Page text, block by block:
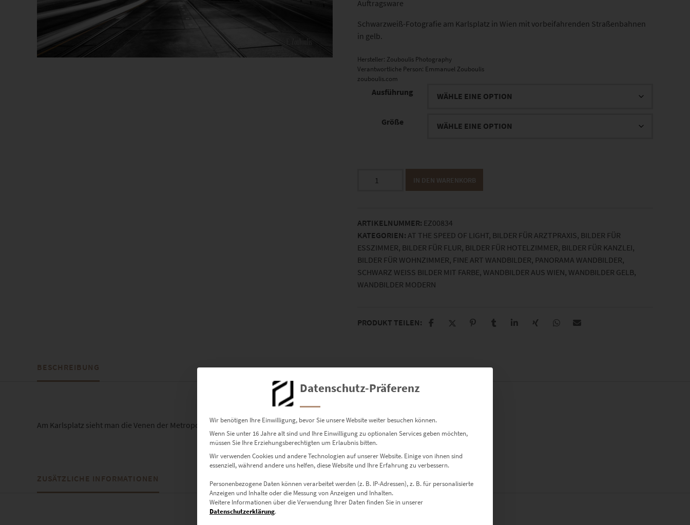
Auftragsware
Schwarzweiß-Fotografie am Karlsplatz in Wien mit vorbeifahrenden Straßenbahnen
in gelb.
Hersteller: Zouboulis Photography
Verantwortliche Person: Emmanuel Zouboulis
zouboulis.com
Ausführung
Größe
IN DEN WARENKORB
ARTIKELNUMMER: EZ00834
KATEGORIEN: AT THE SPEED OF LIGHT, BILDER FÜR ARZTPRAXIS, BILDER FÜR
ESSZIMMER, BILDER FÜR FLUR, BILDER FÜR HOTELZIMMER, BILDER FÜR KANZLEI,
BILDER FÜR WOHNZIMMER, FINE ART WANDBILDER, PANORAMA WANDBILDER,
SCHWARZ WEISS BILDER MIT FARBE , WANDBILDER AUS WIEN, WANDBILDER GELB,
WANDBILDER MODERN
PRODUKT TEILEN:
BESCHREIBUNG
Am Karlsplatz sieht man die Venen der Metropole Wien
ZUSÄTZLICHE INFORMATIONEN
Datenschutz-Präferenz
Wir benötigen Ihre Einwilligung, bevor Sie unsere Website weiter besuchen können.
Wenn Sie unter 16 Jahre alt sind und Ihre Einwilligung zu optionalen Services geben möchten,
müssen Sie Ihre Erziehungsberechtigten um Erlaubnis bitten.
Wir verwenden Cookies und andere Technologien auf unserer Website. Einige von ihnen sind
essenziell, während andere uns helfen, diese Website und Ihre Erfahrung zu verbessern.
Personenbezogene Daten können verarbeitet werden (z. B. IP-Adressen), z. B. für personalisierte
Anzeigen und Inhalte oder die Messung von Anzeigen und Inhalten.
Weitere Informationen über die Verwendung Ihrer Daten finden Sie in unserer
Datenschutzerklärung.